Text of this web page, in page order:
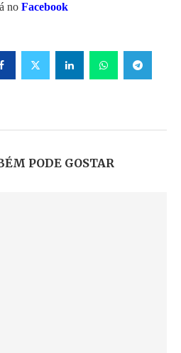
no Facebook
PODE GOSTAR